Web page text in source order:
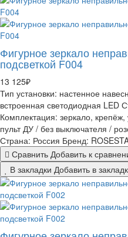
Фигурное зеркало
подсветкой F004
13 125₽
Тип установки: настенное
встроенная светодиодная LED
Комплектация: зеркало, крепёж,
пульт ДУ / без выключателя /
Страна: Россия Бренд:
Сравнить Добавить к
В закладки Добавить в